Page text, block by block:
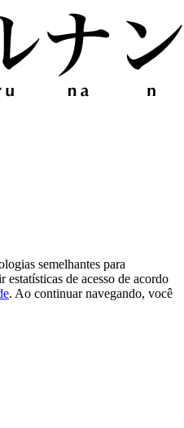
semelhantes para
de acesso de acordo
. Ao continuar navegando, você